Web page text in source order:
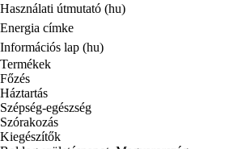
Használati útmutató (hu)
Energia címke
Információs lap (hu)
Termékek
Főzés
Háztartás
Szépség-egészség
Szórakozás
Kiegészítők